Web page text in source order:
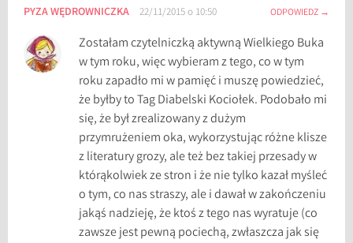
PYZA WĘDROWNICZKA 22/11/2015 o 10:50 ODPOWIEDZ
Zostałam czytelniczką aktywną Wielkiego Buka
w tym roku, więc wybieram z tego, co w tym
roku zapadło mi w pamięć i muszę powiedzieć,
że byłby to Tag Diabelski Kociołek. Podobało mi
się, że był zrealizowany z dużym
przymrużeniem oka, wykorzystując różne klisze
z literatury grozy, ale też bez takiej przesady w
którąkolwiek ze stron i że nie tylko kazał myśleć
o tym, co nas straszy, ale i dawał w zakończeniu
jakąś nadzieję, że ktoś z tego nas wyratuje (co
zawsze jest pewną pociechą, zwłaszcza jak się